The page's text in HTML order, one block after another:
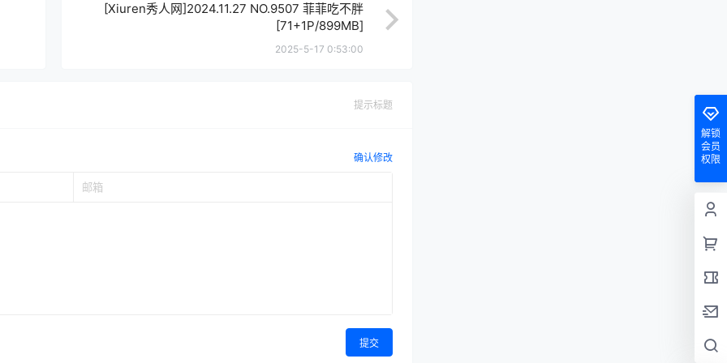
[Xiuren秀人网]2024.11.27 NO.9507 菲菲吃不胖
[71+1P/899MB]
2025-5-17 0:53:00
提示标题
确认修改
提交
解锁
会员
权限